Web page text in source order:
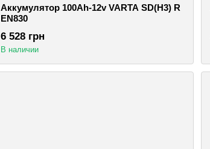
Аккумулятор 100Ah-12v VARTA SD(H3) R
EN830
6 528 грн
В наличии